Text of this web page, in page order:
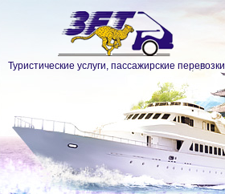
Туристические услуги, пассажирские перевозки